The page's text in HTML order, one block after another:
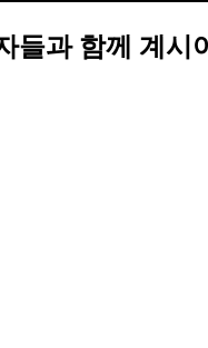
들과 함께 계시